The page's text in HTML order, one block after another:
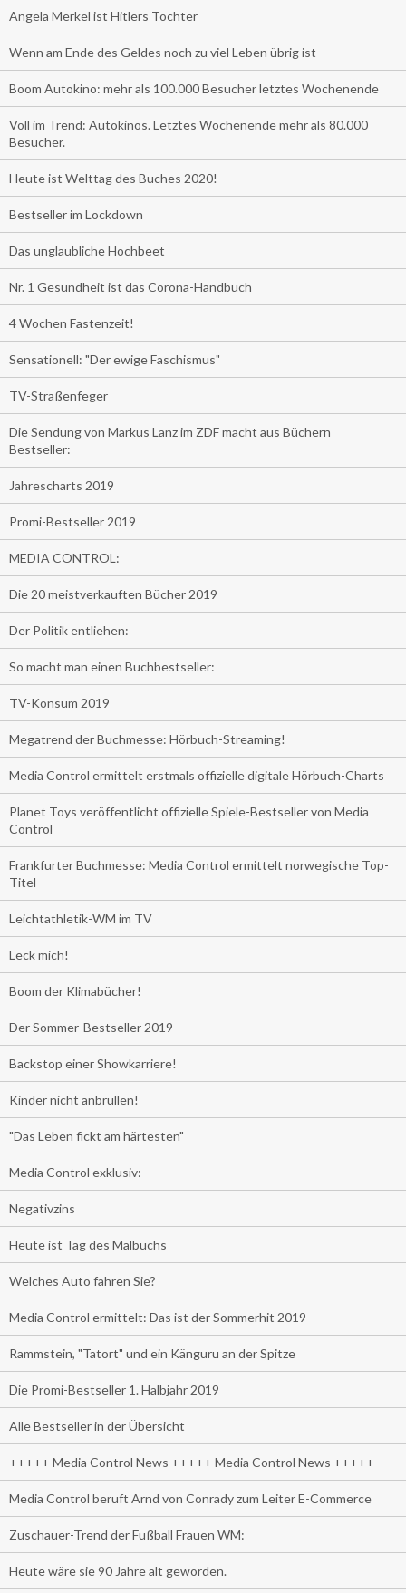
Angela Merkel ist Hitlers Tochter
Wenn am Ende des Geldes noch zu viel Leben übrig ist
Boom Autokino: mehr als 100.000 Besucher letztes Wochenende
Voll im Trend: Autokinos. Letztes Wochenende mehr als 80.000
Besucher.
Heute ist Welttag des Buches 2020!
Bestseller im Lockdown
Das unglaubliche Hochbeet
Nr. 1 Gesundheit ist das Corona-Handbuch
4 Wochen Fastenzeit!
Sensationell: "Der ewige Faschismus"
TV-Straßenfeger
Die Sendung von Markus Lanz im ZDF macht aus Büchern
Bestseller:
Jahrescharts 2019
Promi-Bestseller 2019
MEDIA CONTROL:
Die 20 meistverkauften Bücher 2019
Der Politik entliehen:
So macht man einen Buchbestseller:
TV-Konsum 2019
Megatrend der Buchmesse: Hörbuch-Streaming!
Media Control ermittelt erstmals offizielle digitale Hörbuch-Charts
Planet Toys veröffentlicht offizielle Spiele-Bestseller von Media
Control
Frankfurter Buchmesse: Media Control ermittelt norwegische Top-
Titel
Leichtathletik-WM im TV
Leck mich!
Boom der Klimabücher!
Der Sommer-Bestseller 2019
Backstop einer Showkarriere!
Kinder nicht anbrüllen!
"Das Leben fickt am härtesten"
Media Control exklusiv:
Negativzins
Heute ist Tag des Malbuchs
Welches Auto fahren Sie?
Media Control ermittelt: Das ist der Sommerhit 2019
Rammstein, "Tatort" und ein Känguru an der Spitze
Die Promi-Bestseller 1. Halbjahr 2019
Alle Bestseller in der Übersicht
+++++ Media Control News +++++ Media Control News +++++
Media Control beruft Arnd von Conrady zum Leiter E-Commerce
Zuschauer-Trend der Fußball Frauen WM:
Heute wäre sie 90 Jahre alt geworden.